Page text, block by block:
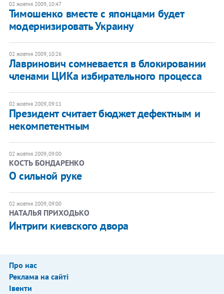
02 жовтня 2009, 10:47
Тимошенко вместе с японцами будет
модернизировать Украину
02 жовтня 2009, 10:26
Лавринович сомневается в блокировании
членами ЦИКа избирательного процесса
02 жовтня 2009, 09:11
Президент считает бюджет дефектным и
некомпетентным
02 жовтня 2009, 09:00
КОСТЬ БОНДАРЕНКО
О сильной руке
02 жовтня 2009, 09:00
НАТАЛЬЯ ПРИХОДЬКО
Интриги киевского двора
Про нас
Реклама на сайті
Івенти